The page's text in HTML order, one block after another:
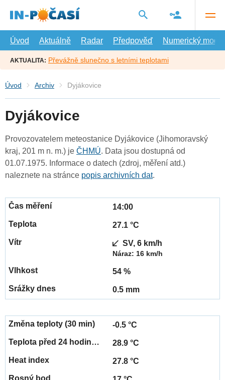
hlavní
Úvod
Aktuálně Radar Předpověď Numerický model
AKTUALITA: Převážně slunečno s letními teplotami
Úvod Archiv Dyjákovice
Dyjákovice
Provozovatelem meteostanice Dyjákovice (Jihomoravský
kraj, 201 m n. m.) je ČHMÚ. Data jsou dostupná od
01.07.1975. Informace o datech (zdroj, měření atd.)
naleznete na stránce popis archivních dat.
14:00
27.1 °C
SV, 6 km/h
Náraz: 16 km/h
54 %
0.5 mm
-0.5 °C
28.9 °C
27.8 °C